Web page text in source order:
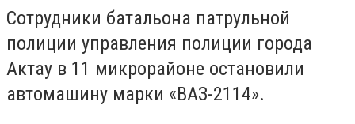
Сотрудники батальона патрульной
полиции управления полиции города
Актау в 11 микрорайоне остановили
автомашину марки «ВАЗ-2114».